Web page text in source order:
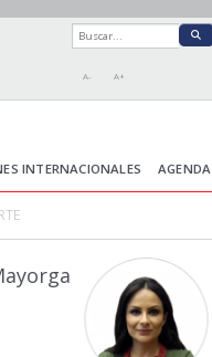
A- A+
INTERNACIONALES AGENDA